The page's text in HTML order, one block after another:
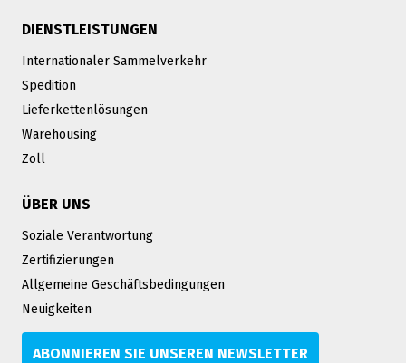
DIENSTLEISTUNGEN
Internationaler Sammelverkehr
Spedition
Lieferkettenlösungen
Warehousing
Zoll
ÜBER UNS
Soziale Verantwortung
Zertifizierungen
Allgemeine Geschäftsbedingungen
Neuigkeiten
ABONNIEREN SIE UNSEREN NEWSLETTER